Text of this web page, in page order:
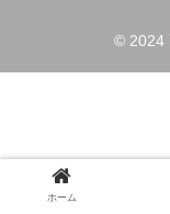
© 2024
ホーム